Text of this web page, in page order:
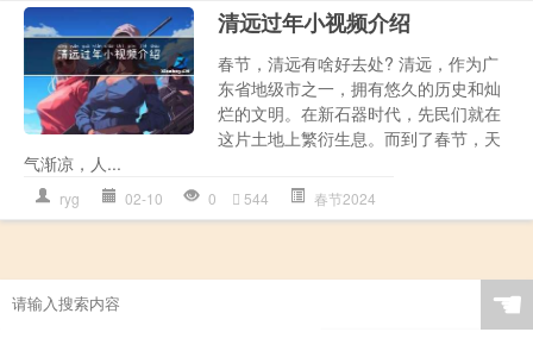
清远过年小视频介绍
春节，清远有啥好去处? 清远，作为广
东省地级市之一，拥有悠久的历史和灿
烂的文明。在新石器时代，先民们就在
这片土地上繁衍生息。而到了春节，天
气渐凉，人...
ryg 02-10 0 544 春节2024
☚